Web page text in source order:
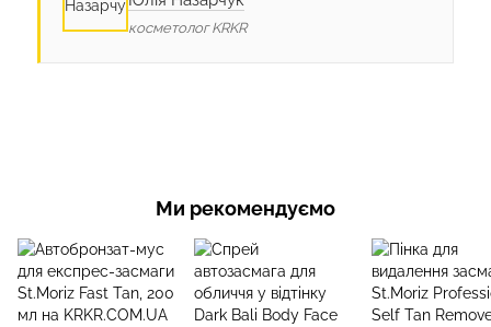
косметолог KRKR
Ми рекомендуємо